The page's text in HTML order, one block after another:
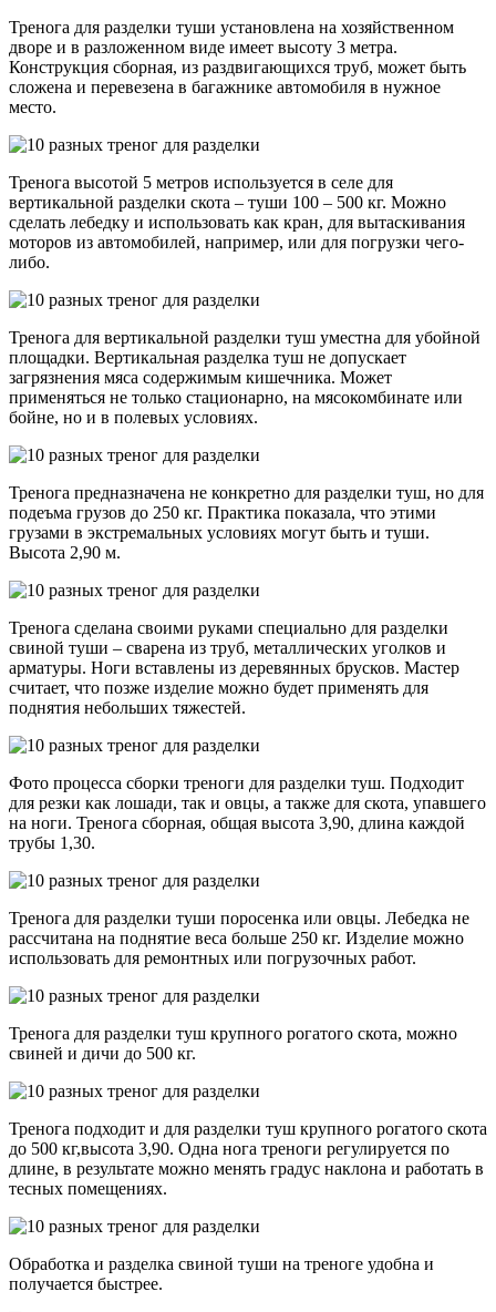
Тренога для разделки туши установлена на хозяйственном
дворе и в разложенном виде имеет высоту 3 метра.
Конструкция сборная, из раздвигающихся труб, может быть
сложена и перевезена в багажнике автомобиля в нужное
место.
Тренога высотой 5 метров используется в селе для
вертикальной разделки скота – туши 100 – 500 кг. Можно
сделать лебедку и использовать как кран, для вытаскивания
моторов из автомобилей, например, или для погрузки чего-
либо.
Тренога для вертикальной разделки туш уместна для убойной
площадки. Вертикальная разделка туш не допускает
загрязнения мяса содержимым кишечника. Может
применяться не только стационарно, на мясокомбинате или
бойне, но и в полевых условиях.
Тренога предназначена не конкретно для разделки туш, но для
подеъма грузов до 250 кг. Практика показала, что этими
грузами в экстремальных условиях могут быть и туши.
Высота 2,90 м.
Тренога сделана своими руками специально для разделки
свиной туши – сварена из труб, металлических уголков и
арматуры. Ноги вставлены из деревянных брусков. Мастер
считает, что позже изделие можно будет применять для
поднятия небольших тяжестей.
Фото процесса сборки треноги для разделки туш. Подходит
для резки как лошади, так и овцы, а также для скота, упавшего
на ноги. Тренога сборная, общая высота 3,90, длина каждой
трубы 1,30.
Тренога для разделки туши поросенка или овцы. Лебедка не
рассчитана на поднятие веса больше 250 кг. Изделие можно
использовать для ремонтных или погрузочных работ.
Тренога для разделки туш крупного рогатого скота, можно
свиней и дичи до 500 кг.
Тренога подходит и для разделки туш крупного рогатого скота
до 500 кг,высота 3,90. Одна нога треноги регулируется по
длине, в результате можно менять градус наклона и работать в
тесных помещениях.
Обработка и разделка свиной туши на треноге удобна и
получается быстрее.